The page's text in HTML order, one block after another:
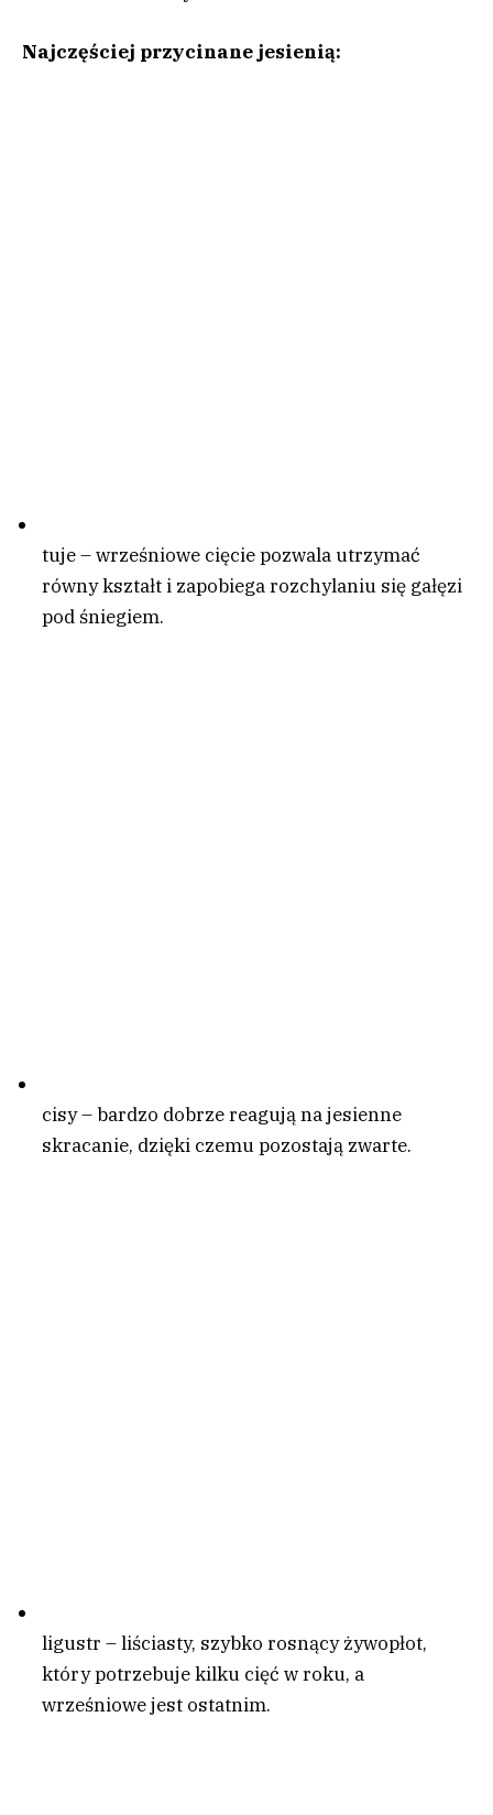
Najczęściej przycinane jesienią:
tuje – wrześniowe cięcie pozwala utrzymać
równy kształt i zapobiega rozchylaniu się gałęzi
pod śniegiem.
cisy – bardzo dobrze reagują na jesienne
skracanie, dzięki czemu pozostają zwarte.
ligustr – liściasty, szybko rosnący żywopłot,
który potrzebuje kilku cięć w roku, a
wrześniowe jest ostatnim.